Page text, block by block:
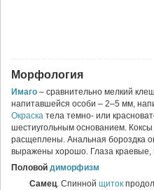
Морфология
Имаго – сравнительно мелкий
напитавшейся особи – 2–5 мм,
Окраска тела темно- или
шестиугольным основанием.
расщеплены. Анальная бороздка
выражены хорошо. Глаза краевые,
Половой диморфизм
Самец. Спинной щиток